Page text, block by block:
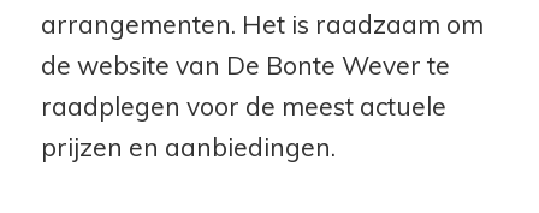
arrangementen. Het is raadzaam om
de website van De Bonte Wever te
raadplegen voor de meest actuele
prijzen en aanbiedingen.